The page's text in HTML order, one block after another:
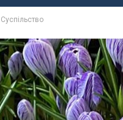
Суспільство